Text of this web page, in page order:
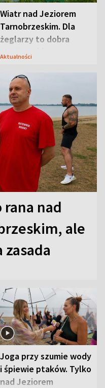
Wiatr nad Jeziorem
Tarnobrzeskim. Dla
żeglarzy to dobra
wiadomość
Aktualności
rana nad
ale
Joga przy szumie wody
i śpiewie ptaków. Tylko
nad Jeziorem